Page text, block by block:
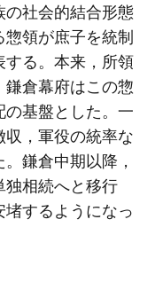
の社会的結合形態
領が庶子を統制
する。本来，所領
倉幕府はこの惣
基盤とした。一
，軍役の統率な
鎌倉中期以降，
独相続へと移行
堵するようになっ